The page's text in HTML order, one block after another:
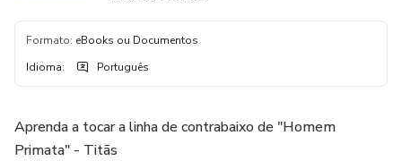
Formato: eBooks ou Documentos
Idioma: Português
Aprenda a tocar a linha de contrabaixo de "Homem
Primata" - Titãs